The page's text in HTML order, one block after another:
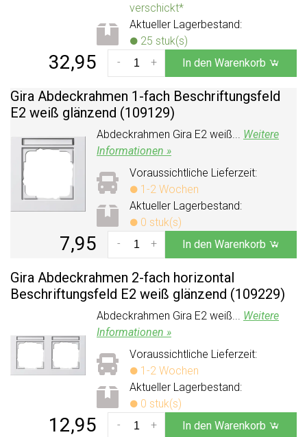
verschickt*
Aktueller Lagerbestand:
25 stuk(s)
32,95 +
- In den Warenkorb
Gira Abdeckrahmen 1-fach Beschriftungsfeld
E2 weiß glänzend (109129)
Abdeckrahmen Gira E2 weiß... Weitere
Informationen »
Voraussichtliche Lieferzeit:
1-2 Wochen
Aktueller Lagerbestand:
0 stuk(s)
7,95 +
- In den Warenkorb
Gira Abdeckrahmen 2-fach horizontal
Beschriftungsfeld E2 weiß glänzend (109229)
Abdeckrahmen Gira E2 weiß... Weitere
Informationen »
Voraussichtliche Lieferzeit:
1-2 Wochen
Aktueller Lagerbestand:
0 stuk(s)
12,95 +
- In den Warenkorb